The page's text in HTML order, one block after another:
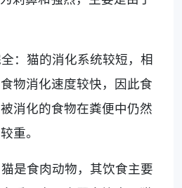
：猫的消化系统较短，相
物消化速度较快，因此食
消化的食物在粪便中仍然
重。
是食肉动物，其饮食主要